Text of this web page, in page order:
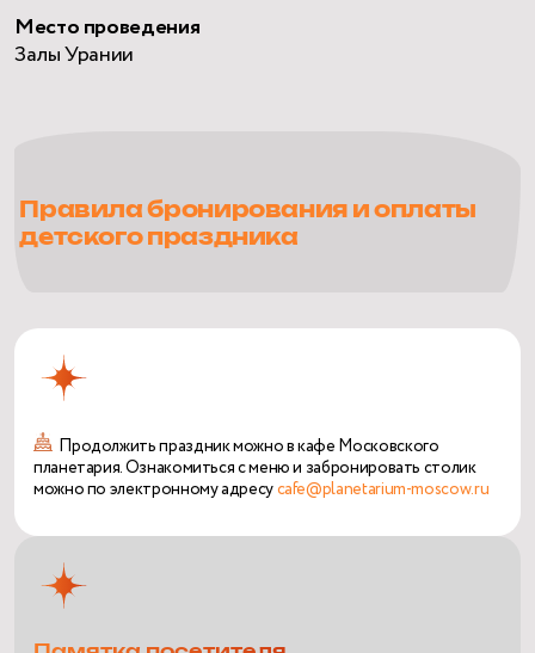
Место проведения
Залы Урании
Правила бронирования и оплаты
детского праздника
Продолжить праздник можно в кафе Московского
планетария. Ознакомиться с меню и забронировать столик
можно по электронному адресуcafe@planetarium-moscow.ru